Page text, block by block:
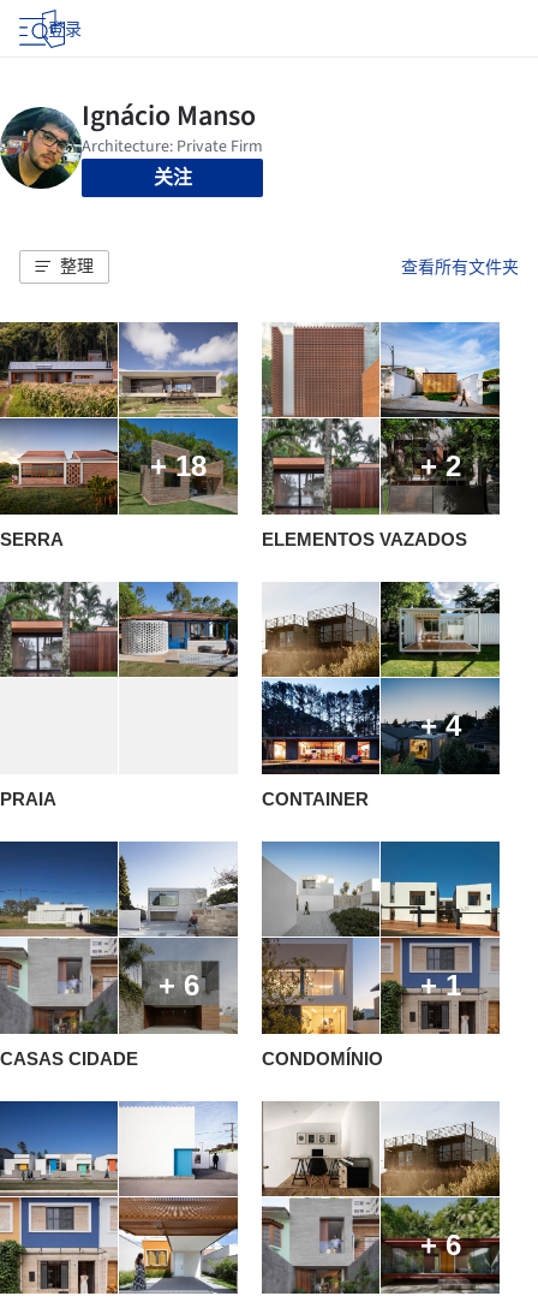
登录
关注
整理 查看所有文件夹
+ 18
SERRA
+ 2
ELEMENTOS VAZADOS
PRAIA
+ 4
CONTAINER
+ 6
CASAS CIDADE
+ 1
CONDOMÍNIO
+ 6